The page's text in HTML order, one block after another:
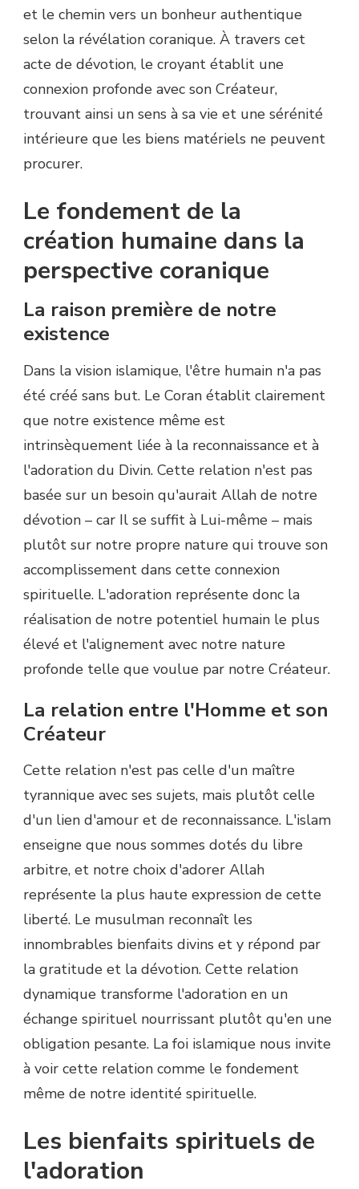
et le chemin vers un bonheur authentique
selon la révélation coranique. À travers cet
acte de dévotion, le croyant établit une
connexion profonde avec son Créateur,
trouvant ainsi un sens à sa vie et une sérénité
intérieure que les biens matériels ne peuvent
procurer.
Le fondement de la
création humaine dans la
perspective coranique
La raison première de notre
existence
Dans la vision islamique, l'être humain n'a pas
été créé sans but. Le Coran établit clairement
que notre existence même est
intrinsèquement liée à la reconnaissance et à
l'adoration du Divin. Cette relation n'est pas
basée sur un besoin qu'aurait Allah de notre
dévotion – car Il se suffit à Lui-même – mais
plutôt sur notre propre nature qui trouve son
accomplissement dans cette connexion
spirituelle. L'adoration représente donc la
réalisation de notre potentiel humain le plus
élevé et l'alignement avec notre nature
profonde telle que voulue par notre Créateur.
La relation entre l'Homme et son
Créateur
Cette relation n'est pas celle d'un maître
tyrannique avec ses sujets, mais plutôt celle
d'un lien d'amour et de reconnaissance. L'islam
enseigne que nous sommes dotés du libre
arbitre, et notre choix d'adorer Allah
représente la plus haute expression de cette
liberté. Le musulman reconnaît les
innombrables bienfaits divins et y répond par
la gratitude et la dévotion. Cette relation
dynamique transforme l'adoration en un
échange spirituel nourrissant plutôt qu'en une
obligation pesante. La foi islamique nous invite
à voir cette relation comme le fondement
même de notre identité spirituelle.
Les bienfaits spirituels de
l'adoration